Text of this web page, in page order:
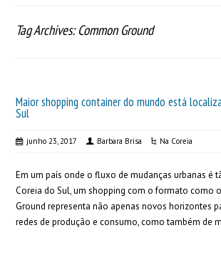
Tag Archives: Common Ground
Maior shopping container do mundo está
Sul
junho 23, 2017 Barbara Brisa Na Coreia
Em um país onde o fluxo de mudanças urbanas é
Coreia do Sul, um shopping com o formato como
Ground representa não apenas novos horizontes
redes de produção e consumo, como também de